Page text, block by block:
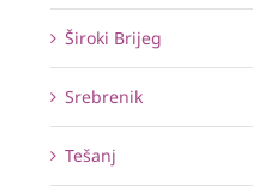
Široki Brijeg
Srebrenik
Tešanj